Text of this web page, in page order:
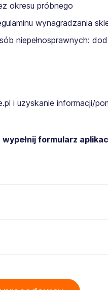
okresu próbnego
wynagradzania
niepełnosprawnych:
i uzyskanie informacji/
formularz
przez
danych osobowych,
dokumentach